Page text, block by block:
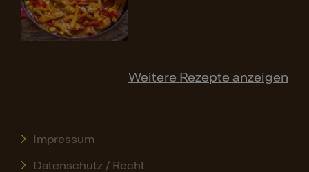
Weitere Rezepte anzeigen
Impressum
Datenschutz / Recht